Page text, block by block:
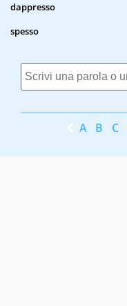
dappresso
spesso
A B C